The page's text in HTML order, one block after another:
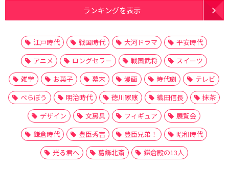
ランキングを表示
江戸時代 戦国時代 大河ドラマ
平安時代
アニメ
ロングセラー 戦国武将
スイーツ
雑学
お菓子 幕末 漫画 時代劇
テレビ
べらぼう
明治時代 徳川家康 織田信長
抹茶
デザイン
文房具 フィギュア
展覧会
鎌倉時代
豊臣秀吉 豊臣兄弟！
昭和時代
光る君へ
葛飾北斎 鎌倉殿の13人